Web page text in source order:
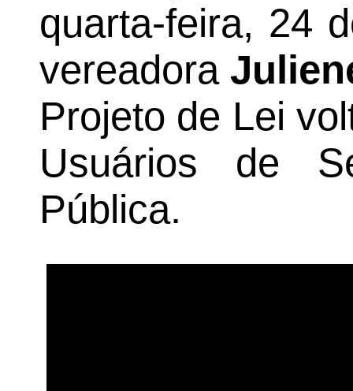
quarta-feira, 24
vereadora
Projeto de Lei
Usuários de
Pública.